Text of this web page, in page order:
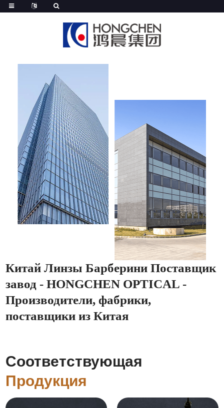
Китай Линзы Барберини Поставщик
завод - HONGCHEN OPTICAL -
Производители, фабрики,
поставщики из Китая
Соответствующая
Продукция